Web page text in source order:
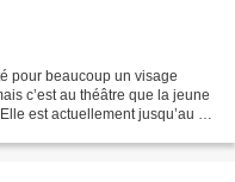
pour beaucoup un visage
c’est au théâtre que la jeune
est actuellement jusqu’au 22